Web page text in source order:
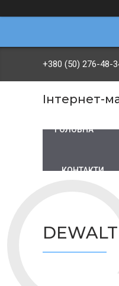
+380 (50) 276-48-
Інтернет-
ГОЛОВНА
КОНТАКТИ